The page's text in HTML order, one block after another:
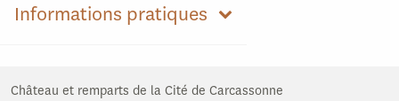
Informations pratiques
Château et remparts de la Cité de Carcassonne